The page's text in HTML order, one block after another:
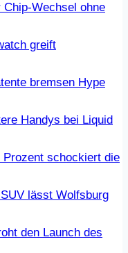
Wechsel ohne
greift
bremsen Hype
Handys bei Liquid
Prozent schockiert die
lässt Wolfsburg
den Launch des